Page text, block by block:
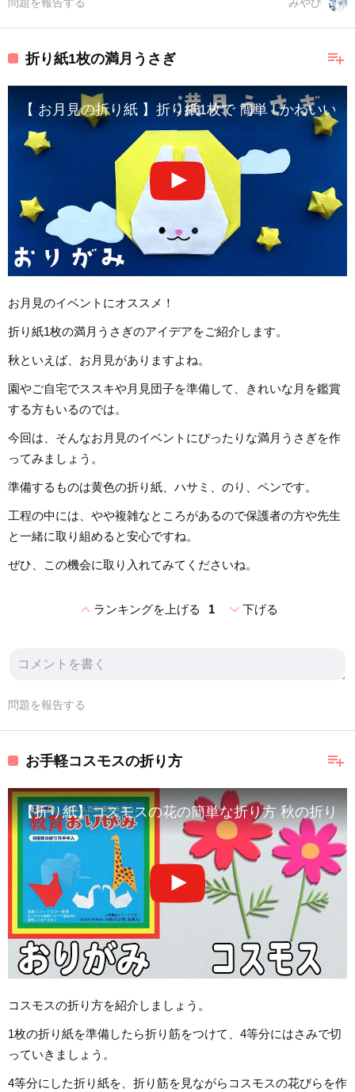
みやび
問題を報告する
playlist_add
折り紙1枚の満月うさぎ
【 お月見の折り紙 】折り紙1枚で 簡単 ! かわいい
お月見のイベントにオススメ！
折り紙1枚の満月うさぎのアイデアをご紹介します。
秋といえば、お月見がありますよね。
園やご自宅でススキや月見団子を準備して、きれいな月を鑑賞
する方もいるのでは。
今回は、そんなお月見のイベントにぴったりな満月うさぎを作
ってみましょう。
準備するものは黄色の折り紙、ハサミ、のり、ペンです。
工程の中には、やや複雑なところがあるので保護者の方や先生
と一緒に取り組めると安心ですね。
ぜひ、この機会に取り入れてみてくださいね。
expand_lessランキングを上げる 1 expand_more下げる
問題を報告する
playlist_add
お手軽コスモスの折り方
【折り紙】コスモスの花の簡単な折り方 秋の折り
コスモスの折り方を紹介しましょう。
1枚の折り紙を準備したら折り筋をつけて、4等分にはさみで切
っていきましょう。
4等分にした折り紙を、折り筋を見ながらコスモスの花びらを作